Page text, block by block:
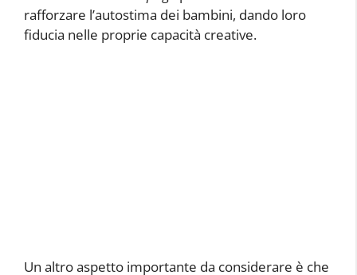
rafforzare l’autostima dei bambini, dando loro
fiducia nelle proprie capacità creative.
Un altro aspetto importante da considerare è che